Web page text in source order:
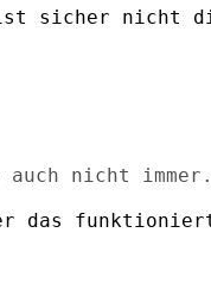
sicher nicht
das